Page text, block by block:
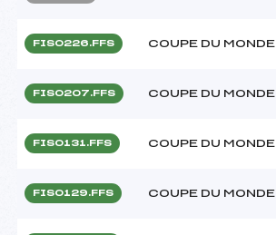
FIS0226.FFS COUPE DU MONDE
FIS0207.FFS COUPE DU MONDE
FIS0131.FFS COUPE DU MONDE
FIS0129.FFS COUPE DU MONDE